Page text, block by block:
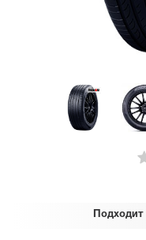
Подходит